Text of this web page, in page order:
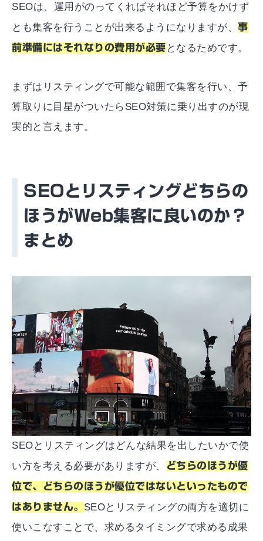
SEOは、運用がのってくればそれほど予算をかけず
とも集客を行うことが出来るようになりますが、事
前準備にはそれなりの費用が必要 となるためです。
まずはリスティングで可能な範囲で集客を行い、予
算取りに目星がついたらSEO対策に乗り出すのが現
実的と言えます。
SEOとリスティングどちらの
ほうがWeb集客に良いのか？
まとめ
SEOとリスティングはどんな結果を出したいかで使
い方を考える必要がありますが、
どちらのほうが優
位で、どちらのほうが優位ではないといったもので
はありません。 SEOとリスティングの両方を適切に
使いこなすことで、求めるタイミングで求める成果